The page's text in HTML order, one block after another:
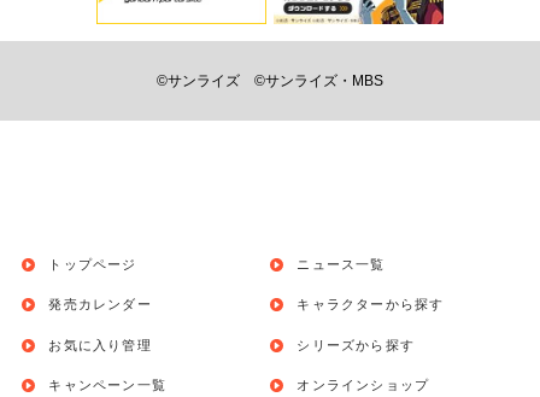
©サンライズ ©サンライズ・MBS
トップページ
発売カレンダー
お気に入り管理
ニュース一覧
キャラクターから探す
シリーズから探す
キャンペーン一覧 オンラインショップ